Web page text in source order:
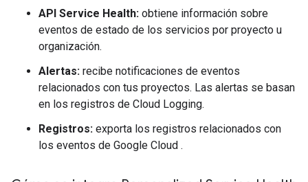
API Service Health: obtiene información sobre
eventos de estado de los servicios por proyecto u
organización.
Alertas: recibe notificaciones de eventos
relacionados con tus proyectos. Las alertas se basan
en los registros de Cloud Logging.
Registros: exporta los registros relacionados con
los eventos de Google Cloud .